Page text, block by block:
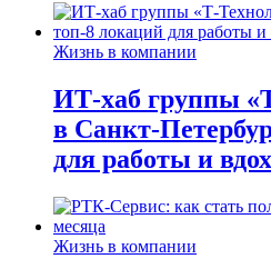
Жизнь в компании
ИТ-хаб группы
в Санкт-
для работы и
Жизнь в компании